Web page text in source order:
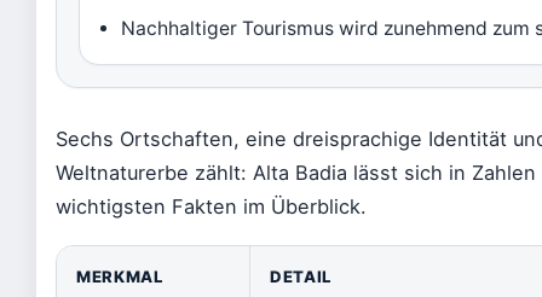
Nachhaltiger Tourismus wird zunehmend
Sechs Ortschaften, eine dreisprachige Identität
Weltnaturerbe zählt: Alta Badia lässt sich in
wichtigsten Fakten im Überblick.
MERKMAL DETAIL